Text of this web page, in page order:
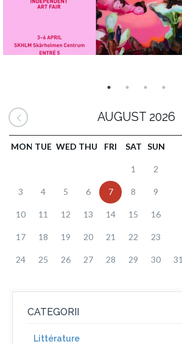
AUGUST 2026
MON TUE WED THU FRI SAT SUN
1 2
3 4 5 6 7 8 9
10 11 12 13 14 15 16
17 18 19 20 21 22 23
24 25 26 27 28 29 30 31
CATEGORII
Littérature